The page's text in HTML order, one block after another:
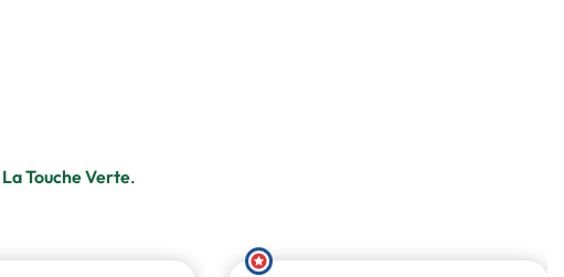
La Touche Verte.